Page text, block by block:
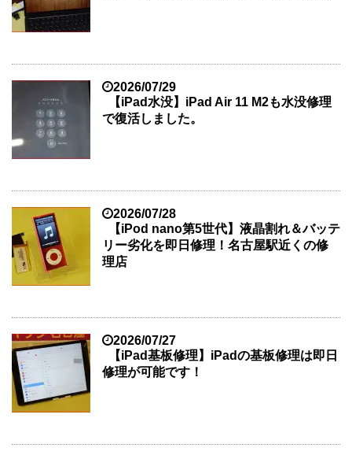
2026/07/29
【iPad水没】iPad Air 11 M2も水没修理
で復活しました。
2026/07/28
【iPod nano第5世代】液晶割れ＆バッテ
リー劣化を即日修理！名古屋駅近くの修
理店
2026/07/27
【iPad基板修理】iPadの基板修理は即日
修理が可能です！